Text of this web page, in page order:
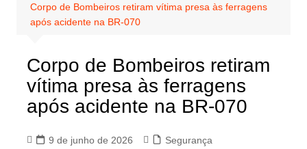
Corpo de Bombeiros retiram vítima presa às ferragens
após acidente na BR-070
Corpo de Bombeiros retiram
vítima presa às ferragens
após acidente na BR-070
9 de junho de 2026 Segurança